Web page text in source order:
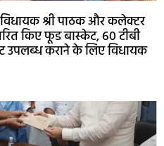
श्री पाठक और कलेक्टर
किए फूड बास्केट, 60 टीबी
उपलब्ध कराने के लिए विधायक